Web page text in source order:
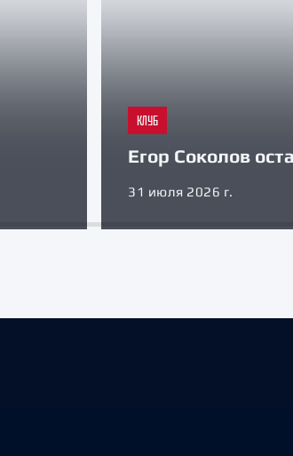
КЛУБ
Егор Соколов
31 июля 2026 г.